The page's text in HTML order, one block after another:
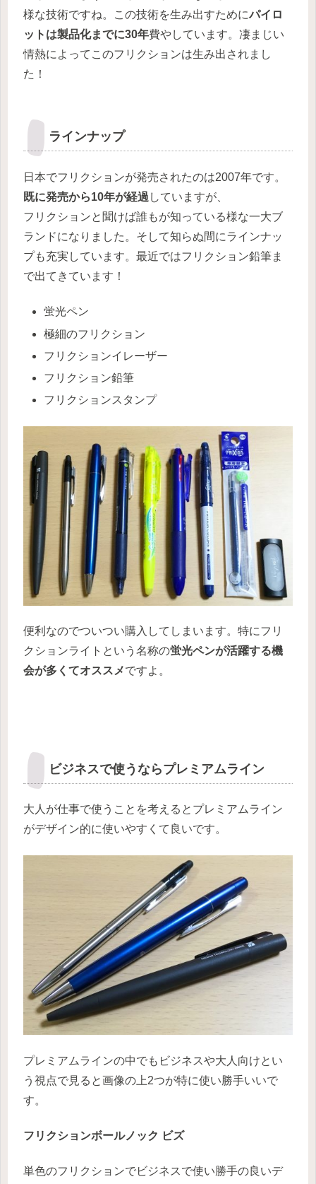
様な技術ですね。この技術を生み出すためにパイロ
ットは製品化までに30年費やしています。凄まじい
情熱によってこのフリクションは生み出されまし
た！
ラインナップ
日本でフリクションが発売されたのは2007年です。
既に発売から10年が経過 していますが、
フリクションと聞けば誰もが知っている様な一大ブ
ランドになりました。そして知らぬ間にラインナッ
プも充実しています。最近ではフリクション鉛筆ま
で出てきています！
蛍光ペン
極細のフリクション
フリクションイレーザー
フリクション鉛筆
フリクションスタンプ
便利なのでついつい購入してしまいます。特にフリ
クションライトという名称の蛍光ペンが活躍する機
会が多くてオススメですよ。
ビジネスで使うならプレミアムライン
大人が仕事で使うことを考えるとプレミアムライン
がデザイン的に使いやすくて良いです。
プレミアムラインの中でもビジネスや大人向けとい
う視点で見ると画像の上2つが特に使い勝手いいで
す。
フリクションボールノック ビズ
単色のフリクションでビジネスで使い勝手の良いデ